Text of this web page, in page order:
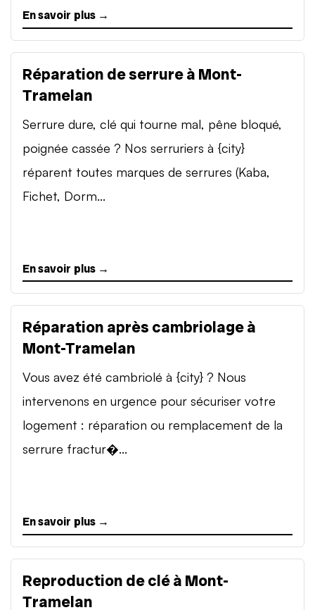
En savoir plus →
Réparation de serrure à Mont-
Tramelan
Serrure dure, clé qui tourne mal, pêne bloqué,
poignée cassée ? Nos serruriers à {city}
réparent toutes marques de serrures (Kaba,
Fichet, Dorm...
En savoir plus →
Réparation après cambriolage à
Mont-Tramelan
Vous avez été cambriolé à {city} ? Nous
intervenons en urgence pour sécuriser votre
logement : réparation ou remplacement de la
serrure fractur�...
En savoir plus →
Reproduction de clé à Mont-
Tramelan